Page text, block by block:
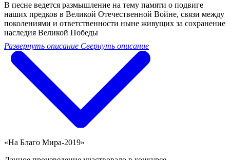
В песне ведется размышление на тему памяти о подвиге
наших предков в Великой Отечественной Войне, связи между
поколениями и ответственности ныне живущих за сохранение
наследия Великой Победы
Развернуть описание Свернуть описание
«На Благо Мира-2019»